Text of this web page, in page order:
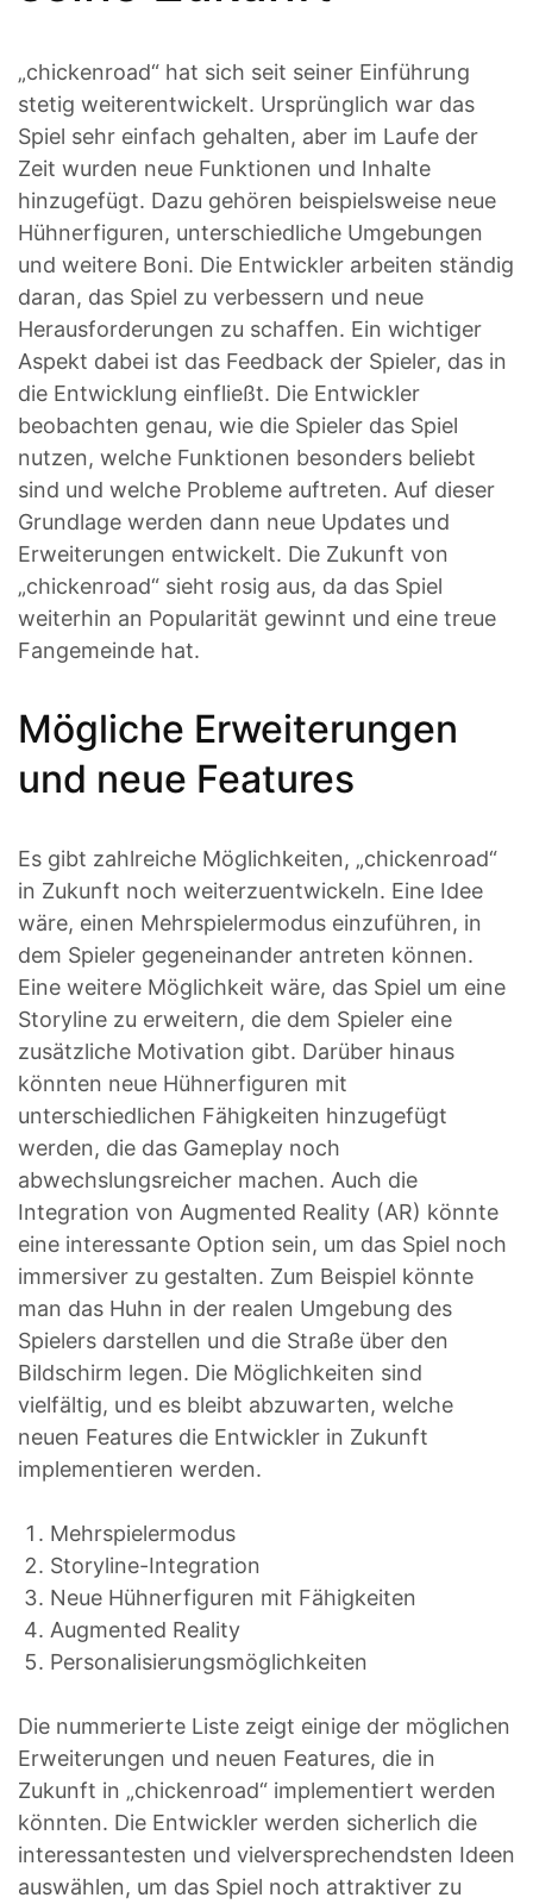
„chickenroad“ hat sich seit seiner Einführung
stetig weiterentwickelt. Ursprünglich war das
Spiel sehr einfach gehalten, aber im Laufe der
Zeit wurden neue Funktionen und Inhalte
hinzugefügt. Dazu gehören beispielsweise neue
Hühnerfiguren, unterschiedliche Umgebungen
und weitere Boni. Die Entwickler arbeiten ständig
daran, das Spiel zu verbessern und neue
Herausforderungen zu schaffen. Ein wichtiger
Aspekt dabei ist das Feedback der Spieler, das in
die Entwicklung einfließt. Die Entwickler
beobachten genau, wie die Spieler das Spiel
nutzen, welche Funktionen besonders beliebt
sind und welche Probleme auftreten. Auf dieser
Grundlage werden dann neue Updates und
Erweiterungen entwickelt. Die Zukunft von
„chickenroad“ sieht rosig aus, da das Spiel
weiterhin an Popularität gewinnt und eine treue
Fangemeinde hat.
Mögliche Erweiterungen
und neue Features
Es gibt zahlreiche Möglichkeiten, „chickenroad“
in Zukunft noch weiterzuentwickeln. Eine Idee
wäre, einen Mehrspielermodus einzuführen, in
dem Spieler gegeneinander antreten können.
Eine weitere Möglichkeit wäre, das Spiel um eine
Storyline zu erweitern, die dem Spieler eine
zusätzliche Motivation gibt. Darüber hinaus
könnten neue Hühnerfiguren mit
unterschiedlichen Fähigkeiten hinzugefügt
werden, die das Gameplay noch
abwechslungsreicher machen. Auch die
Integration von Augmented Reality (AR) könnte
eine interessante Option sein, um das Spiel noch
immersiver zu gestalten. Zum Beispiel könnte
man das Huhn in der realen Umgebung des
Spielers darstellen und die Straße über den
Bildschirm legen. Die Möglichkeiten sind
vielfältig, und es bleibt abzuwarten, welche
neuen Features die Entwickler in Zukunft
implementieren werden.
Mehrspielermodus
Storyline-Integration
Neue Hühnerfiguren mit Fähigkeiten
Augmented Reality
Personalisierungsmöglichkeiten
Die nummerierte Liste zeigt einige der möglichen
Erweiterungen und neuen Features, die in
Zukunft in „chickenroad“ implementiert werden
könnten. Die Entwickler werden sicherlich die
interessantesten und vielversprechendsten Ideen
auswählen, um das Spiel noch attraktiver zu